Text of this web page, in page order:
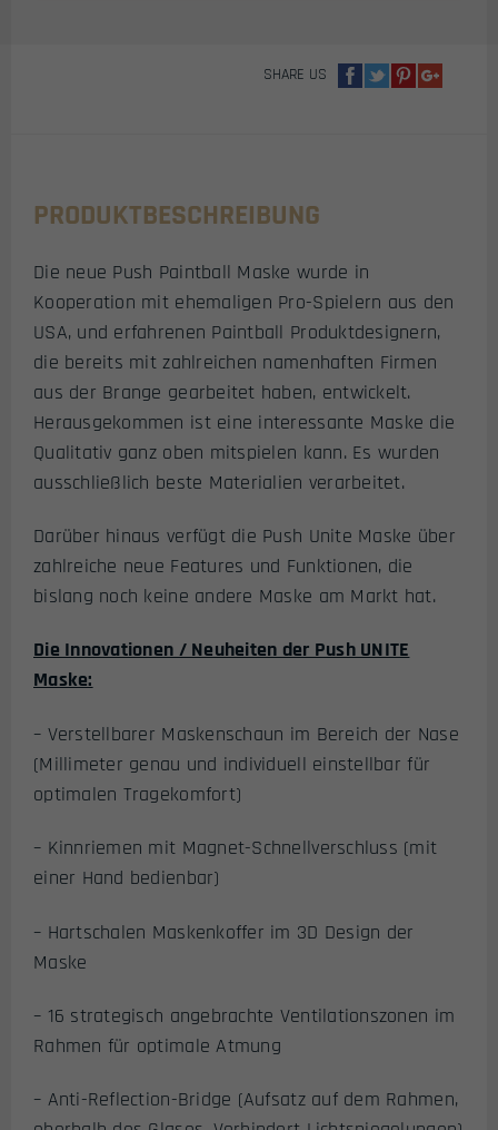
SHARE US
PRODUKTBESCHREIBUNG
Die neue Push Paintball Maske wurde in
Kooperation mit ehemaligen Pro-Spielern aus den
USA, und erfahrenen Paintball Produktdesignern,
die bereits mit zahlreichen namenhaften Firmen
aus der Brange gearbeitet haben, entwickelt.
Herausgekommen ist eine interessante Maske die
Qualitativ ganz oben mitspielen kann. Es wurden
ausschließlich beste Materialien verarbeitet.
Darüber hinaus verfügt die Push Unite Maske über
zahlreiche neue Features und Funktionen, die
bislang noch keine andere Maske am Markt hat.
Die Innovationen / Neuheiten der Push UNITE
Maske:
– Verstellbarer Maskenschaun im Bereich der Nase
(Millimeter genau und individuell einstellbar für
optimalen Tragekomfort)
– Kinnriemen mit Magnet-Schnellverschluss (mit
einer Hand bedienbar)
– Hartschalen Maskenkoffer im 3D Design der
Maske
– 16 strategisch angebrachte Ventilationszonen im
Rahmen für optimale Atmung
– Anti-Reflection-Bridge (Aufsatz auf dem Rahmen,